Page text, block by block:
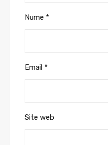
Nume *
Email *
Site web